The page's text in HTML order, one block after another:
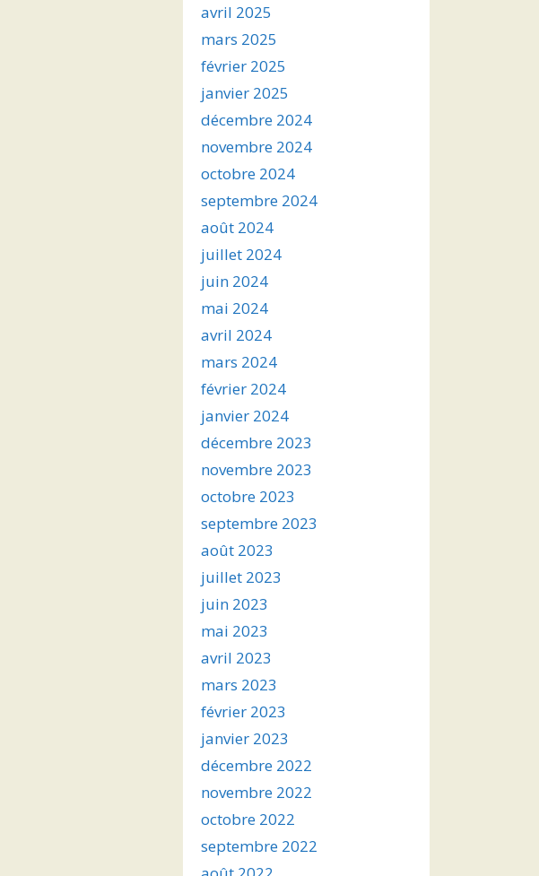
avril 2025
mars 2025
février 2025
janvier 2025
décembre 2024
novembre 2024
octobre 2024
septembre 2024
août 2024
juillet 2024
juin 2024
mai 2024
avril 2024
mars 2024
février 2024
janvier 2024
décembre 2023
novembre 2023
octobre 2023
septembre 2023
août 2023
juillet 2023
juin 2023
mai 2023
avril 2023
mars 2023
février 2023
janvier 2023
décembre 2022
novembre 2022
octobre 2022
septembre 2022